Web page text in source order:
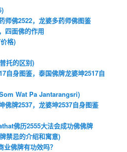
师佛2522，龙婆多药师佛图鉴
四面佛的作用
格)
托的区别)
自身图鉴，泰国佛牌龙婆坤2517自
Wat Pa Jantarangsri)
佛牌2537，龙婆坤2537自身图鉴
佛历2555大法会成功佛佛牌
禁忌的介绍和寓意)
佛牌有功效吗？